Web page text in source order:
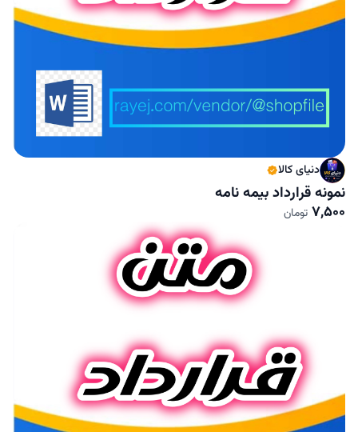
دنیای کالا
نمونه قرارداد بیمه نامه
7,500 تومان